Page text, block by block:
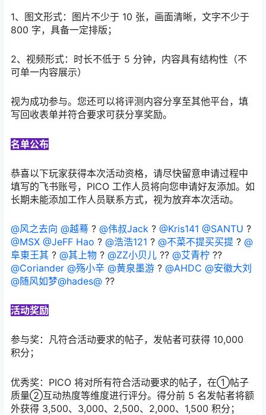
1、图文形式：图片不少于 10 张，画面清晰，文字不少于
800 字，具备一定排版；
2、视频形式：时长不低于 5 分钟，内容具有结构性（不
可单一内容展示）
视为成功参与。您还可以将评测内容分享至其他平台，填
写回收表单并符合要求可获分享奖励。
名单公布
恭喜以下玩家获得本次活动资格，请尽快留意申请过程中
填写的飞书账号，PICO 工作人员将向您申请好友添加。如
长期未能添加工作人员联系方式，视为放弃本次活动。
@风之去向 @越蓦 ? @伟叔Jack ? @Kris141 @SANTU ?
@MSX @JeFF Hao ? @浩浩121 ? @不菜不提买买提 ? @
阜東王其 ? @其上物 ? @ZZ小贝儿 ?? @艾青柠 ??
@Coriander @殇小辛 @黄泉墨游 ? @AHDC @安徽大刘
@随风如梦@hades@ ??
活动奖励
参与奖：凡符合活动要求的帖子，发帖者可获得 10,000
积分；
优秀奖：PICO 将对所有符合活动要求的帖子，在①帖子
质量②互动热度等维度进行评分。得分前 5 名发帖者将额
外获得 3,500、3,000、2,500、2,000、1,500 积分；